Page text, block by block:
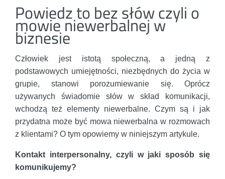
Powiedz to bez słów czyli o
mowie niewerbalnej w
biznesie
Człowiek jest istotą społeczną, a jedną z
podstawowych umiejętności, niezbędnych do życia w
grupie, stanowi porozumiewanie się. Oprócz
używanych świadomie słów w skład komunikacji,
wchodzą też elementy niewerbalne. Czym są i jak
przydatna może być mowa niewerbalna w rozmowach
z klientami? O tym opowiemy w niniejszym artykule.
Kontakt interpersonalny, czyli w jaki sposób się
komunikujemy?